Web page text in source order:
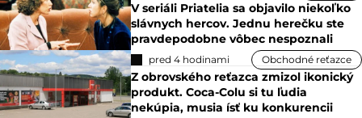
V seriáli Priatelia sa objavilo niekoľko
slávnych hercov. Jednu herečku ste
pravdepodobne vôbec nespoznali
pred 4 hodinami Obchodné reťazce
Z obrovského reťazca zmizol ikonický
produkt. Coca-Colu si tu ľudia
nekúpia, musia ísť ku konkurencii